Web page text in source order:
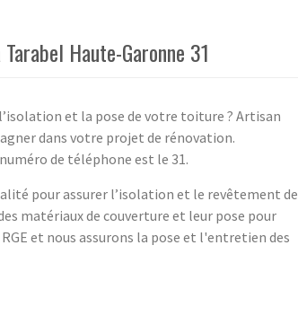
Haute-Garonne 31
et la pose de votre toiture ? Artisan
dans votre projet de rénovation.
de téléphone est le 31.
pour assurer l’isolation et le revêtement de
matériaux de couverture et leur pose pour
et nous assurons la pose et l'entretien des